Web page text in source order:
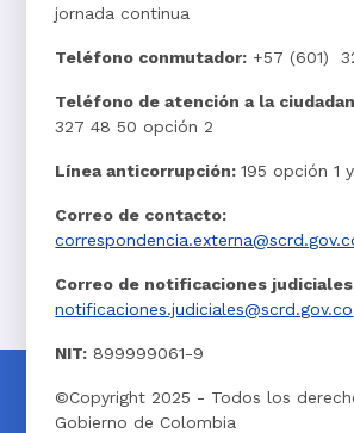
jornada continua
Teléfono conmutador: +57 (601)
Teléfono de atención a la
327 48 50 opción 2
Línea anticorrupción:195 opción 1
Correo de contacto:
Correo de notificaciones
notificaciones.judiciales@scrd.gov.co
NIT: 899999061-9
©Copyright 2025 - Todos los
Gobierno de Colombia